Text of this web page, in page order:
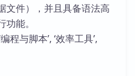
文件），并且具备语法高
能。
程与脚本’, ‘效率工具’,